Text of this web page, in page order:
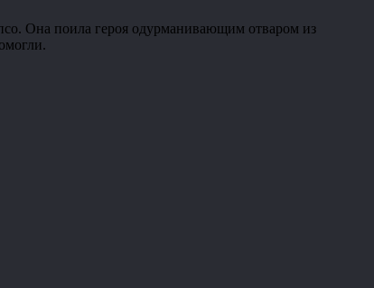
Она поила героя одурманивающим отваром из